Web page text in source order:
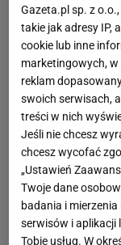
Gazeta.pl sp. z
takie jak adresy IP,
cookie lub inne
marketingowych,
reklam
swoich serwisach,
treści w nich
Jeśli nie chcesz
chcesz wycofać
„Ustawień
Twoje dane
badania i
serwisów i aplikacji
Tobie usług. W